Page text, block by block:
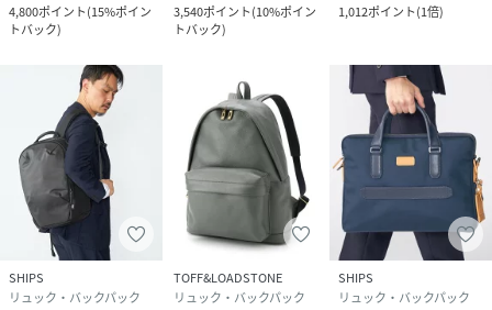
4,800ポイント(15%ポイン
トバック)
3,540ポイント(10%ポイン
トバック)
1,012ポイント(1倍)
SHIPS
リュック・バックパック
TOFF&LOADSTONE
リュック・バックパック
SHIPS
リュック・バックパック